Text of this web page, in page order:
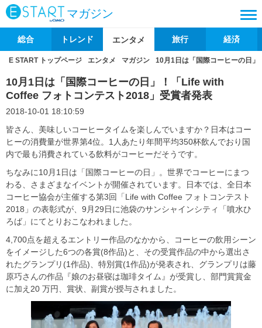
マガジン
総合 トレンド エンタメ 旅行 経済
E START トップページ エンタメ マガジン 10月1日は「国際コーヒーの日
10月1日は「国際コーヒーの日」！「Life with
Coffee フォトコンテスト2018」受賞者発表
2018-10-01 18:10:59
皆さん、美味しいコーヒータイムを楽しんでいますか？日本はコー
ヒーの消費量が世界第4位。1人あたり年間平均350杯飲んでおり国
内で最も消費されている飲料がコーヒーだそうです。
ちなみに10月1日は「国際コーヒーの日」。世界でコーヒーにまつ
わる、さまざまなイベントが開催されています。日本では、全日本
コーヒー協会が主催する第3回「Life with Coffee フォトコンテスト
2018」の表彰式が、9月29日に池袋のサンシャインシティ「噴水ひ
ろば」にてとりおこなわれました。
4,700点を超えるエントリー作品のなかから、コーヒーの飲用シーン
をイメージした6つの各賞(8作品)と、その受賞作品の中から選出さ
れたグランプリ(1作品)、特別賞(1作品)が発表され、グランプリは藤
原巧さんの作品『娘のお昼寝は珈琲タイム』が受賞し、部門賞賞金
に加え20 万円、賞状、副賞が授与されました。